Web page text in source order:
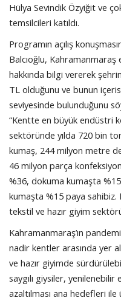
Hülya Sevindik Özyiğit ve
temsilcileri katıldı.
Programın açılış
Balcıoğlu,
hakkında bilgi vererek
TL olduğunu ve bunun
seviyesinde bulunduğunu
“Kentte en büyük endüstri
sektöründe yılda 720 bin
kumaş, 244 milyon metre
46 milyon parça
%36, dokuma kumaşta
kumaşta %15 paya sahibiz.
tekstil ve hazır giyim
Kahramanmaraş’ın
nadir kentler arasında yer
ve hazır giyimde
saygılı giysiler, yenilenebilir
azaltılması ana hedefleri ile